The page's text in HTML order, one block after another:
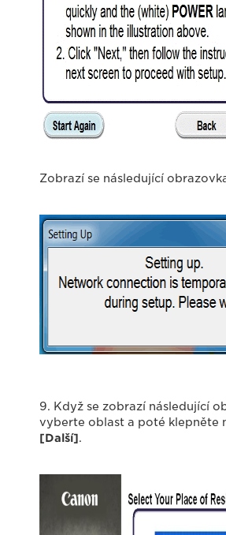
Zobrazí se následující
9. Když se zobrazí následující
vyberte oblast a poté klepněte
[Další].